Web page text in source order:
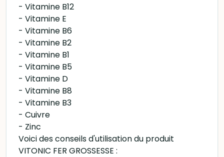
- Vitamine B12
- Vitamine E
- Vitamine B6
- Vitamine B2
- Vitamine B1
- Vitamine B5
- Vitamine D
- Vitamine B8
- Vitamine B3
- Cuivre
- Zinc
Voici des conseils d'utilisation du produit
VITONIC FER GROSSESSE :